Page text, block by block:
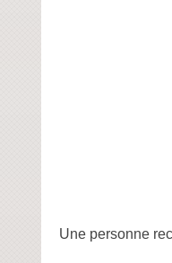
Une personne